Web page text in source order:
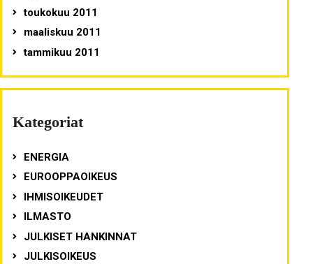
toukokuu 2011
maaliskuu 2011
tammikuu 2011
Kategoriat
ENERGIA
EUROOPPAOIKEUS
IHMISOIKEUDET
ILMASTO
JULKISET HANKINNAT
JULKISOIKEUS